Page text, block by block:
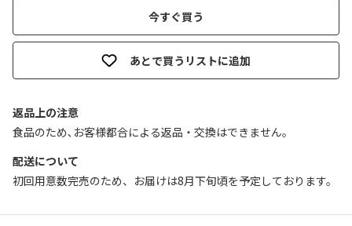
今すぐ買う
あとで買うリストに追加
返品上の注意
食品のため､お客様都合による返品・交換はできません｡
配送について
初回用意数完売のため、お届けは8月下旬頃を予定しております。